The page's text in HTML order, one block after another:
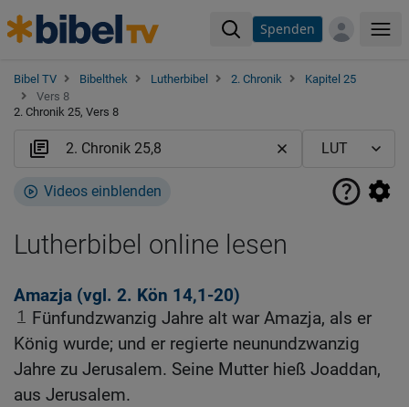
Spenden
Bibel TV Bibelthek Lutherbibel 2. Chronik
Kapitel 25
Vers 8
2. Chronik 25, Vers 8
Videos einblenden
Lutherbibel online lesen
Amazja (vgl. 2. Kön 14,1-20)
1
Fünfundzwanzig Jahre alt war Amazja, als er
König wurde; und er regierte neunundzwanzig
Jahre zu Jerusalem. Seine Mutter hieß Joaddan,
aus Jerusalem.